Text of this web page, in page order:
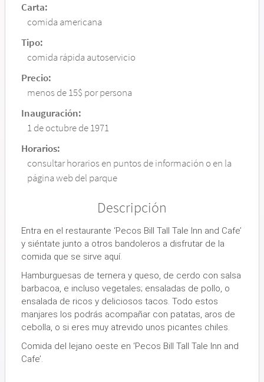
Carta:
comida americana
Tipo:
comida rápida autoservicio
Precio:
menos de 15$ por persona
Inauguración:
1 de octubre de 1971
Horarios:
consultar horarios en puntos de información o en la
página web del parque
Descripción
Entra en el restaurante ‘Pecos Bill Tall Tale Inn and Cafe’
y siéntate junto a otros bandoleros a disfrutar de la
comida que se sirve aquí.
Hamburguesas de ternera y queso, de cerdo con salsa
barbacoa, e incluso vegetales; ensaladas de pollo, o
ensalada de ricos y deliciosos tacos. Todo estos
manjares los podrás acompañar con patatas, aros de
cebolla, o si eres muy atrevido unos picantes chiles.
Comida del lejano oeste en ‘Pecos Bill Tall Tale Inn and
Cafe’.